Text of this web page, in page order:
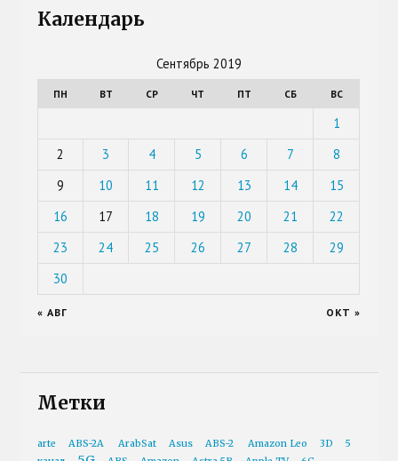
Календарь
Сентябрь 2019
ПН ВТ СР ЧТ ПТ СБ ВС
1
2
3 4 5 6 7
8
9
10 11 12 13 14
15
16
17 18 19 20 21
22
23
24 25 26 27 28
29
30
« АВГ ОКТ »
Метки
arte ABS-2A ArabSat Asus ABS-2 Amazon Leo 3D
5